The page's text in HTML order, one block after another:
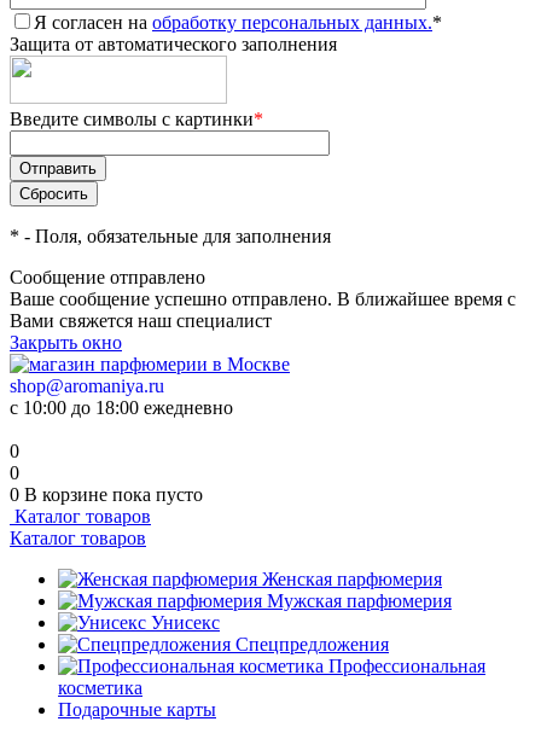
Я согласен на обработку персональных данных.*
Защита от автоматического заполнения
Введите символы с картинки*
* - Поля, обязательные для заполнения
Сообщение отправлено
Ваше сообщение успешно отправлено. В ближайшее время с
Вами свяжется наш специалист
Закрыть окно
shop@aromaniya.ru
с 10:00 до 18:00 ежедневно
0
0
0 В корзине пока пусто
Каталог товаров
Каталог товаров
Женская парфюмерия
Мужская парфюмерия
Унисекс
Спецпредложения
Профессиональная
косметика
Подарочные карты